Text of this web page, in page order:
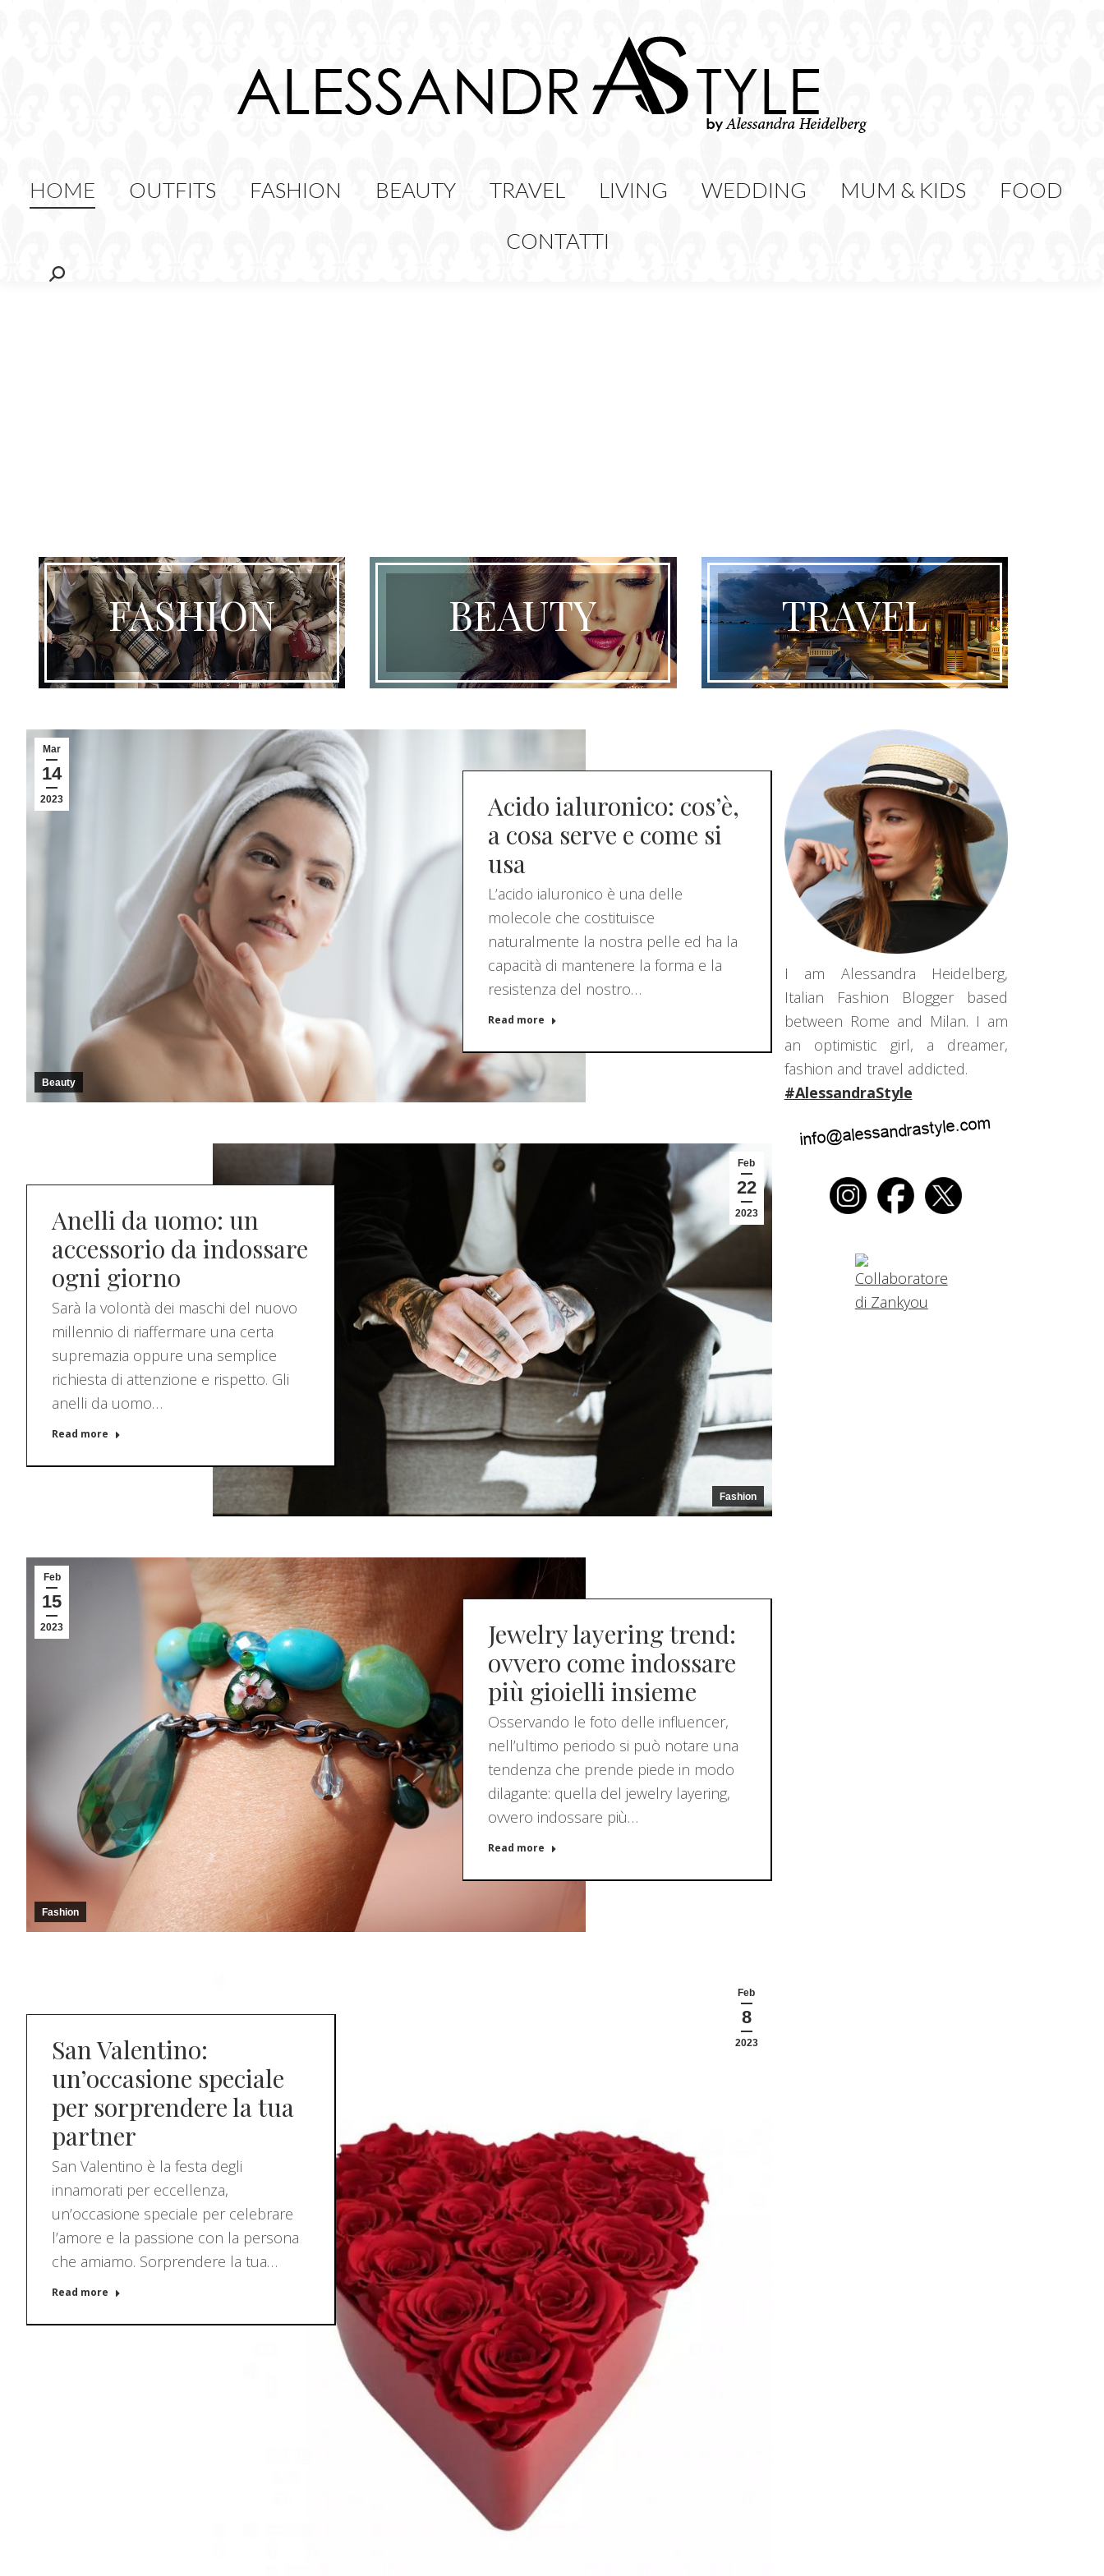
HOME OUTFITS FASHION BEAUTY TRAVEL LIVING WEDDING MUM & KIDS
FOOD
CONTATTI
Cerca:
FASHION BEAUTY TRAVEL
Mar
14
2023
Beauty
Acido ialuronico: cos’è,
a cosa serve e come si
usa
L’acido ialuronico è una delle
molecole che costituisce
naturalmente la nostra pelle ed ha la
capacità di mantenere la forma e la
resistenza del nostro…
Read more
Feb
22
2023
Fashion
Anelli da uomo: un
accessorio da indossare
ogni giorno
Sarà la volontà dei maschi del nuovo
millennio di riaffermare una certa
supremazia oppure una semplice
richiesta di attenzione e rispetto. Gli
anelli da uomo…
Read more
Feb
15
2023
Fashion
Jewelry layering trend:
ovvero come indossare
più gioielli insieme
Osservando le foto delle influencer,
nell’ultimo periodo si può notare una
tendenza che prende piede in modo
dilagante: quella del jewelry layering,
ovvero indossare più…
Read more
Feb
8
2023
San Valentino:
un’occasione speciale
per sorprendere la tua
partner
San Valentino è la festa degli
innamorati per eccellenza,
un’occasione speciale per celebrare
l’amore e la passione con la persona
che amiamo. Sorprendere la tua…
Read more
I am Alessandra Heidelberg,
Italian Fashion Blogger based
between Rome and Milan. I am
an optimistic girl, a dreamer,
fashion and travel addicted.
#AlessandraStyle
FOOD
CONTATTI